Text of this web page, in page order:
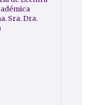
Sra. Dra.